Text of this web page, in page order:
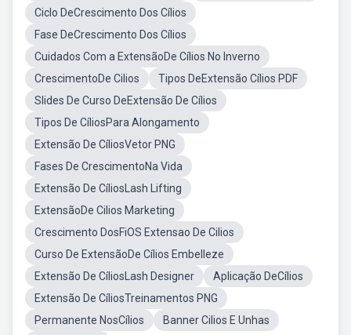
Ciclo DeCrescimento Dos Cílios
Fase DeCrescimento Dos Cílios
Cuidados Com a ExtensãoDe Cílios No Inverno
CrescimentoDe Cilios
Tipos DeExtensão Cílios PDF
Slides De Curso DeExtensão De Cílios
Tipos De CíliosPara Alongamento
Extensão De CíliosVetor PNG
Fases De CrescimentoNa Vida
Extensão De CíliosLash Lifting
ExtensãoDe Cilios Marketing
Crescimento DosFiOS Extensao De Cilios
Curso De ExtensãoDe Cílios Embelleze
Extensão De CíliosLash Designer
Aplicação DeCílios
Extensão De CíliosTreinamentos PNG
Permanente NosCílios
Banner Cilios E Unhas